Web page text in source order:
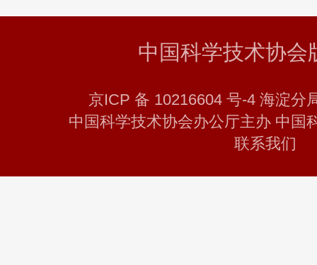
中国科学技术协会
京ICP 备 10216604 号-4 海淀分
中国科学技术协会办公厅主办 中国
联系我们